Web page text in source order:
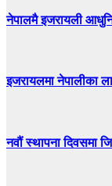
नेपालमै इजरायली
इजरायलमा नेपालीका
नवौं स्थापना दिवसमा